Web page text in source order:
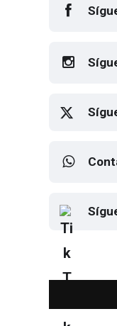
Elton